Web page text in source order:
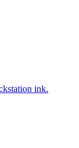
ink.